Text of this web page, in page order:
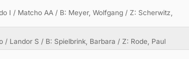
I / Matcho AA / B: Meyer, Wolfgang / Z: Scherwitz,
/ Landor S / B: Spielbrink, Barbara / Z: Rode, Paul